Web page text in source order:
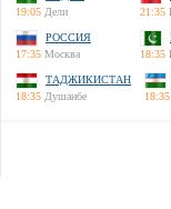
19:05 Дели
21:35
РОССИЯ
17:35 Москва
18:35
ТАДЖИКИСТАН
18:35 Душанбе
18:35